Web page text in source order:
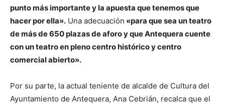
punto más importante y la apuesta que tenemos que
hacer por ella». Una adecuación «para que sea un teatro
de más de 650 plazas de aforo y que Antequera cuente
con un teatro en pleno centro histórico y centro
comercial abierto».
Por su parte, la actual teniente de alcalde de Cultura del
Ayuntamiento de Antequera, Ana Cebrián, recalca que el